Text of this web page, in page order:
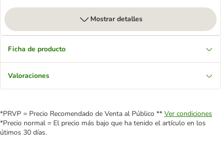
Mostrar detalles
Ficha de producto
Valoraciones
*PRVP = Precio Recomendado de Venta al Público ** Ver condiciones
*Precio normal = El precio más bajo que ha tenido el artículo en los
útimos 30 días.